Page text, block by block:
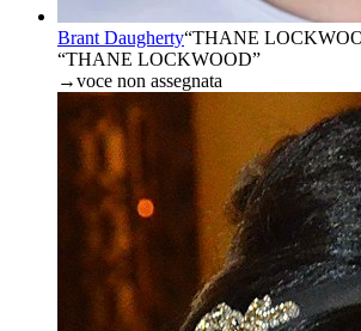
Brant Daugherty“THANE
“THANE LOCKWOOD”
→voce non assegnata